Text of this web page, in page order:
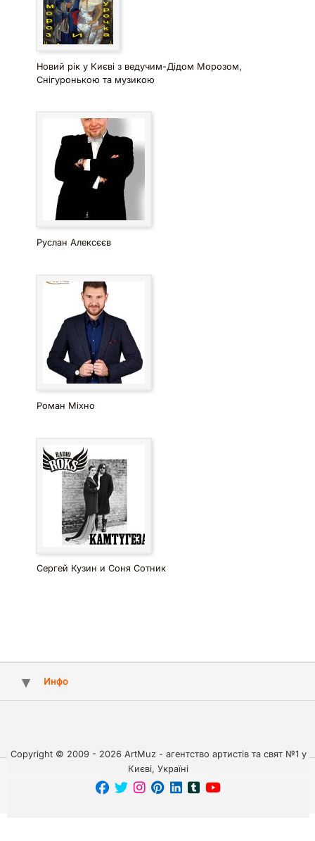
Новий рік у Києві з ведучим-Дідом Морозом,
Снігуронькою та музикою
Руслан Алексєєв
Роман Міхно
Сергей Кузин и Соня Сотник
Инфо
Copyright © 2009 - 2026 ArtMuz - агентство артистів та свят №1 у
Києві, Україні